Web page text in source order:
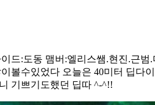
드:도동 맴버:엘리스쌤.현진.근
볼수있었다 오늘은 40미터 딥다
기쁘기도했던 딥따 ^-^!!